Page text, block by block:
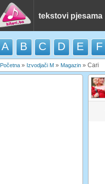
tekstovi pjesama
A B C D E F
Početna » Izvodjači M » Magazin » Cari